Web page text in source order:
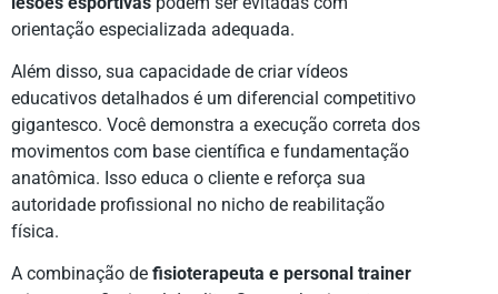
orientação especializada adequada.
Além disso, sua capacidade de criar vídeos
educativos detalhados é um diferencial competitivo
gigantesco. Você demonstra a execução correta dos
movimentos com base científica e fundamentação
anatômica. Isso educa o cliente e reforça sua
autoridade profissional no nicho de reabilitação
física.
A combinação de fisioterapeuta e personal trainer